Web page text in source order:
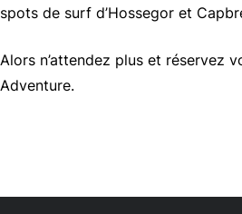
spots de surf d’Hossegor et
Alors n’attendez plus et réservez
Adventure.